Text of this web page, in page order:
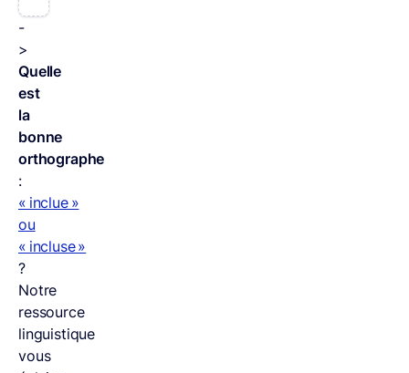
-
>
Quelle
est
la
bonne
orthographe
:
« inclue »
ou
« incluse »
?
Notre
ressource
linguistique
vous